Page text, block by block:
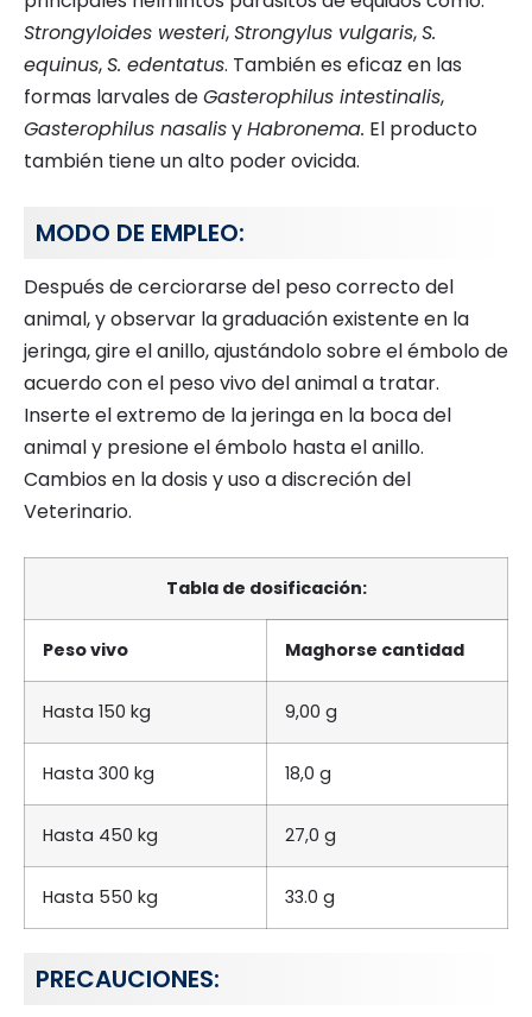
Strongyloides westeri,Strongylus vulgaris,S.
equinus,S. edentatus. También es eficaz en las
formas larvales deGasterophilus intestinalis,
Gasterophilus nasalisyHabronema. El producto
también tiene un alto poder ovicida.
MODO DE EMPLEO:
Después de cerciorarse del peso correcto del
animal, y observar la graduación existente en la
jeringa, gire el anillo, ajustándolo sobre el émbolo de
acuerdo con el peso vivo del animal a tratar.
Inserte el extremo de la jeringa en la boca del
animal y presione el émbolo hasta el anillo.
Cambios en la dosis y uso a discreción del
Veterinario.
Tabla de dosificación:
Peso vivo Maghorse cantidad
Hasta 150 kg 9,00 g
Hasta 300 kg 18,0 g
Hasta 450 kg 27,0 g
Hasta 550 kg 33.0 g
PRECAUCIONES: